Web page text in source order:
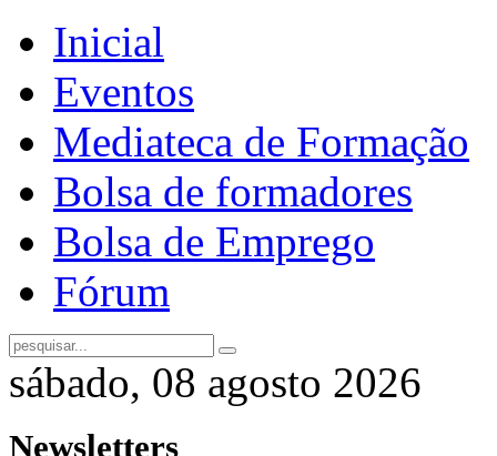
Inicial
Eventos
Mediateca de Formação
Bolsa de formadores
Bolsa de Emprego
Fórum
sábado, 08 agosto 2026
Newsletters